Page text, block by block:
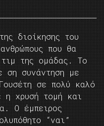
διοίκησης του
που θα
της ομάδας. Το
ση συνάντηση με
σε πολύ καλό
η χρυσή τομή και
Ο έμπειρος
“ναι”